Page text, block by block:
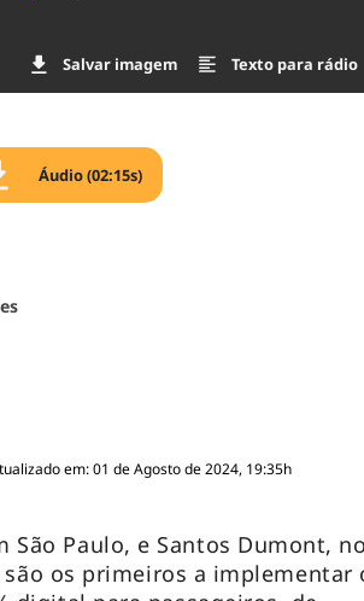
Salvar imagem Texto para rádio
Áudio (02:15s)
em: 01 de Agosto de 2024, 19:35h
São Paulo, e Santos Dumont, no
os primeiros a implementar